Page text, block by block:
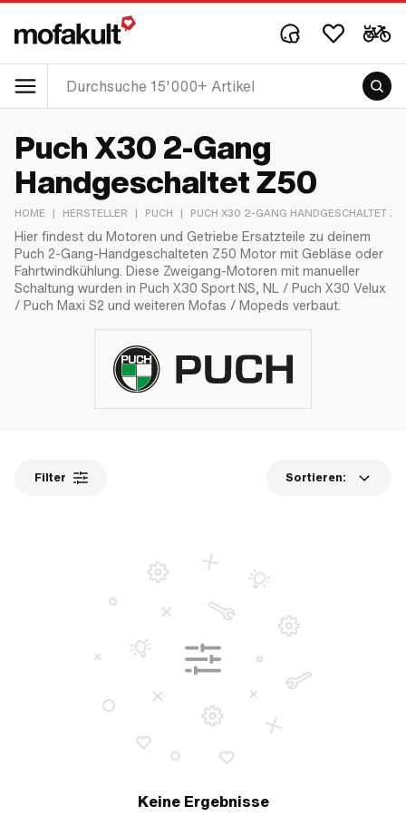
Puch X30 2-Gang
Handgeschaltet Z50
HOME | HERSTELLER | PUCH | PUCH X30 2-GANG HANDGESCHALTET
Hier findest du Motoren und Getriebe Ersatzteile zu deinem
Puch 2-Gang-Handgeschalteten Z50 Motor mit Gebläse oder
Fahrtwindkühlung. Diese Zweigang-Motoren mit manueller
Schaltung wurden in Puch X30 Sport NS, NL / Puch X30 Velux
/ Puch Maxi S2 und weiteren Mofas / Mopeds verbaut.
Filter Sortieren:
Keine Ergebnisse